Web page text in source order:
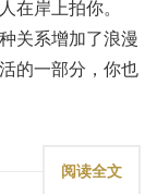
在岸上拍你。
关系增加了浪漫
的一部分，你也
阅读全文